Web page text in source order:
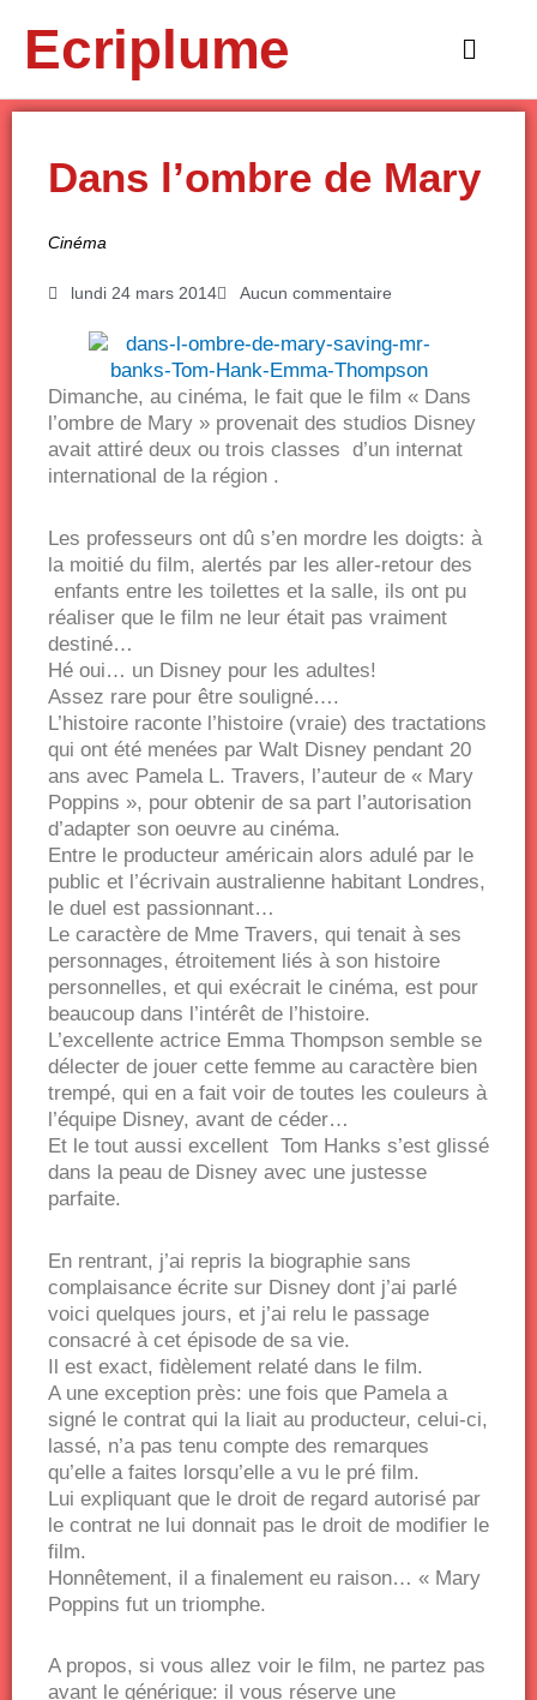
contenuEcriplume
Main
Dans l’ombre de Mary
Cinéma
lundi 24 mars 2014 Aucun commentaire
Dimanche, au cinéma, le fait que le film « Dans
l’ombre de Mary » provenait des studios Disney
avait attiré deux ou trois classes d’un internat
international de la région .
Les professeurs ont dû s’en mordre les doigts: à
la moitié du film, alertés par les aller-retour des
enfants entre les toilettes et la salle, ils ont pu
réaliser que le film ne leur était pas vraiment
destiné…
Hé oui… un Disney pour les adultes!
Assez rare pour être souligné….
L’histoire raconte l’histoire (vraie) des tractations
qui ont été menées par Walt Disney pendant 20
ans avec Pamela L. Travers, l’auteur de « Mary
Poppins », pour obtenir de sa part l’autorisation
d’adapter son oeuvre au cinéma.
Entre le producteur américain alors adulé par le
public et l’écrivain australienne habitant Londres,
le duel est passionnant…
Le caractère de Mme Travers, qui tenait à ses
personnages, étroitement liés à son histoire
personnelles, et qui exécrait le cinéma, est pour
beaucoup dans l’intérêt de l’histoire.
L’excellente actrice Emma Thompson semble se
délecter de jouer cette femme au caractère bien
trempé, qui en a fait voir de toutes les couleurs à
l’équipe Disney, avant de céder…
Et le tout aussi excellent Tom Hanks s’est glissé
dans la peau de Disney avec une justesse
parfaite.
En rentrant, j’ai repris la biographie sans
complaisance écrite sur Disney dont j’ai parlé
voici quelques jours, et j’ai relu le passage
consacré à cet épisode de sa vie.
Il est exact, fidèlement relaté dans le film.
A une exception près: une fois que Pamela a
signé le contrat qui la liait au producteur, celui-ci,
lassé, n’a pas tenu compte des remarques
qu’elle a faites lorsqu’elle a vu le pré film.
Lui expliquant que le droit de regard autorisé par
le contrat ne lui donnait pas le droit de modifier le
film.
Honnêtement, il a finalement eu raison… « Mary
Poppins fut un triomphe.
A propos, si vous allez voir le film, ne partez pas
avant le générique: il vous réserve une